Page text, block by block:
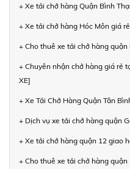
+ Xe tải chở hàng Quận Bình
+ Xe tải chở hàng Hóc Môn giá
+ Cho thuê xe tải chở hàng
+ Chuyên nhận chở hàng giá rẻ
XE]
+ Xe Tải Chở Hàng Quận Tân
+ Dịch vụ xe tải chở hàng quận
+ Xe tải chở hàng quận 12 giao
+ Cho thuê xe tải chở hàng